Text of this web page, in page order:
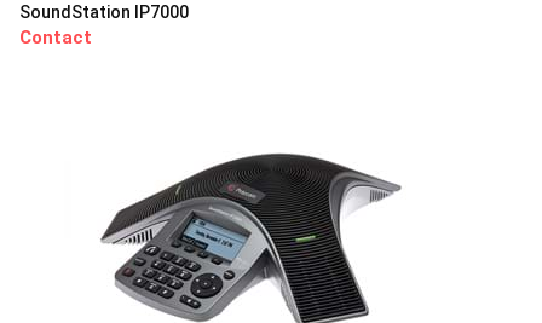
SoundStation IP7000
Contact